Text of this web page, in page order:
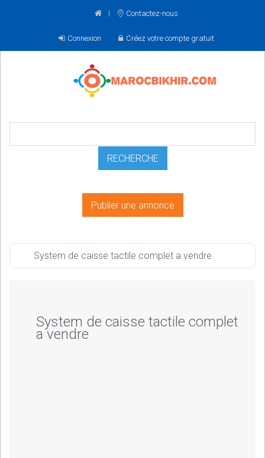
Contactez-nous
Connexion Créez votre compte gratuit
Publier une annonce
System de caisse tactile complet a vendre
System de caisse tactile complet
a vendre